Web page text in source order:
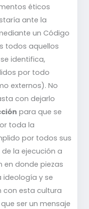
éticos
ante la
un Código
todos aquellos
identifica,
por todo
externos). No
con dejarlo
para que se
toda la
por todos sus
de la ejecución a
en donde piezas
ideología y se
con esta cultura
ser un mensaje